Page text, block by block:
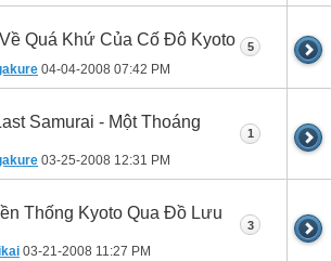
Quá Khứ Của Cố Đô Kyoto
04-04-2008 07:42 PM
5
Samurai - Một Thoáng
03-25-2008 12:31 PM
1
Thống Kyoto Qua Đồ Lưu
03-21-2008 11:27 PM
3